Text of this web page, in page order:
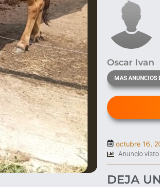
Oscar Ivan
MAS ANUNCIOS
octubre 16,
Anuncio
DEJA